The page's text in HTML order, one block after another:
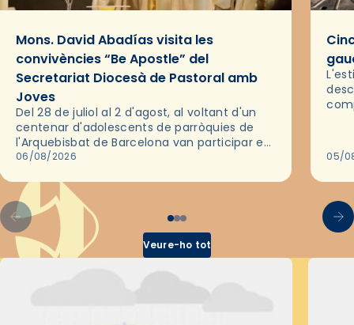
Mons. David Abadías visita les
convivències “Be Apostle” del
Secretariat Diocesà de Pastoral amb
Joves
Del 28 de juliol al 2 d'agost, al voltant d'un
centenar d'adolescents de parròquies de
l'Arquebisbat de Barcelona van participar en
les convivències Be Apostle, organitzades
06/08/2026 05/
Veure-ho tot